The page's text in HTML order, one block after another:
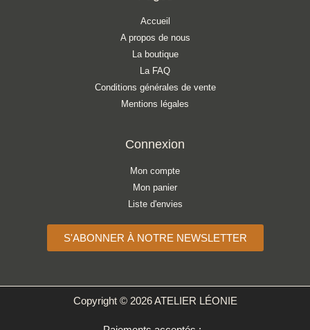
Accueil
A propos de nous
La boutique
La FAQ
Conditions générales de vente
Mentions légales
Connexion
Mon compte
Mon panier
Liste d'envies
S'ABONNER À NOTRE NEWSLETTER
Copyright © 2026 ATELIER LÉONIE